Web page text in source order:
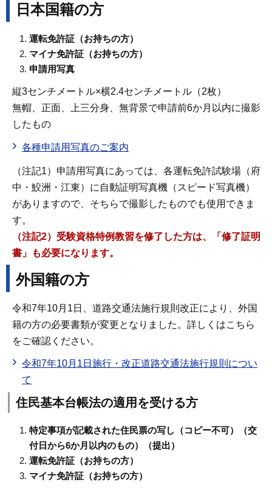
日本国籍の方
運転免許証（お持ちの方）
マイナ免許証（お持ちの方）
申請用写真
縦3センチメートル×横2.4センチメートル（2枚）
無帽、正面、上三分身、無背景で申請前6か月以内に撮影
したもの
各種申請用写真のご案内
（注記1）申請用写真にあっては、各運転免許試験場（府
中・鮫洲・江東）に自動証明写真機（スピード写真機）
がありますので、そちらで撮影したものでも使用できま
す。
（注記2）受験資格特例教習を修了した方は、「修了証明
書」も必要になります。
外国籍の方
令和7年10月1日、道路交通法施行規則改正により、外国
籍の方の必要書類が変更となりました。詳しくはこちら
をご確認ください。
令和7年10月1日施行・改正道路交通法施行規則につい
て
住民基本台帳法の適用を受ける方
特定事項が記載された住民票の写し（コピー不可）（交
付日から6か月以内のもの）（提出）
運転免許証（お持ちの方）
マイナ免許証（お持ちの方）